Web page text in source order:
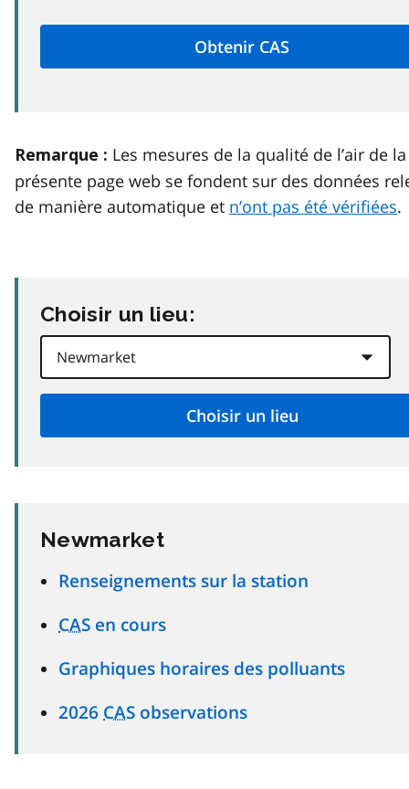
Remarque : Les mesures de la qualité de l’air de la
présente page web se fondent sur des données
de manière automatique et n’ont pas été vérifiées.
Choisir un lieu:
Newmarket
Renseignements sur la station
CAS en cours
Graphiques horaires des polluants
2026 CAS observations